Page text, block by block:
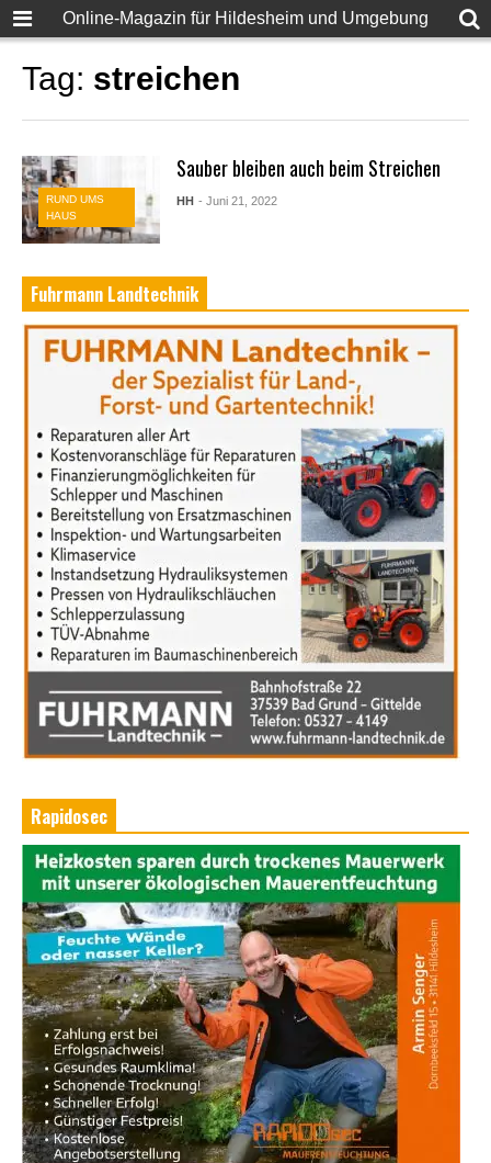
Online-Magazin für Hildesheim und Umgebung
Tag: streichen
RUND UMS
HAUS
Sauber bleiben auch beim Streichen
HH - Juni 21, 2022
Fuhrmann Landtechnik
Rapidosec